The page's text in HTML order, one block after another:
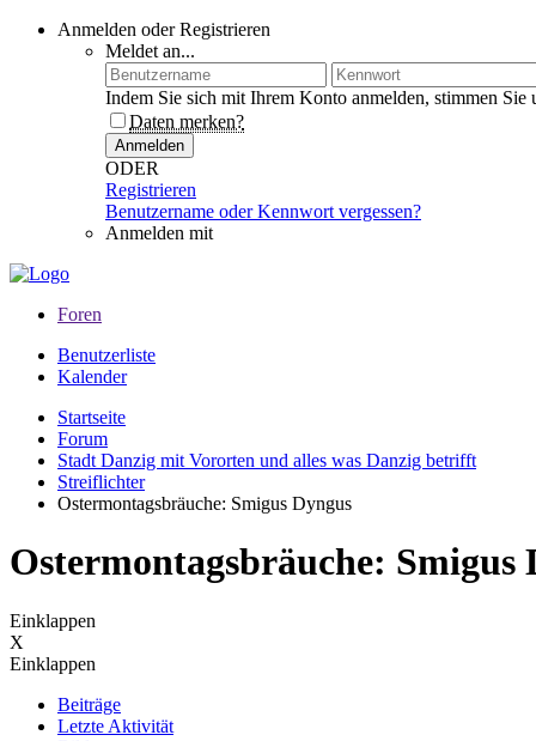
Anmelden oder Registrieren
Meldet an...
Indem Sie sich mit Ihrem Konto anmelden, stimmen Sie
Daten merken?
Anmelden
ODER
Registrieren
Benutzername oder Kennwort vergessen?
Anmelden mit
Foren
Benutzerliste
Kalender
Startseite
Forum
Stadt Danzig mit Vororten und alles was Danzig betrifft
Streiflichter
Ostermontagsbräuche: Smigus Dyngus
Ostermontagsbräuche: Smigus
Einklappen
X
Einklappen
Beiträge
Letzte Aktivität